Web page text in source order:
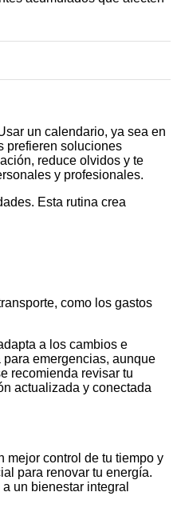
un calendario, ya sea en
prefieren soluciones
reduce olvidos y te
y profesionales.
Esta rutina crea
como los gastos
a los cambios e
emergencias, aunque
recomienda revisar tu
actualizada y conectada
mejor control de tu tiempo y
para renovar tu energía.
un bienestar integral